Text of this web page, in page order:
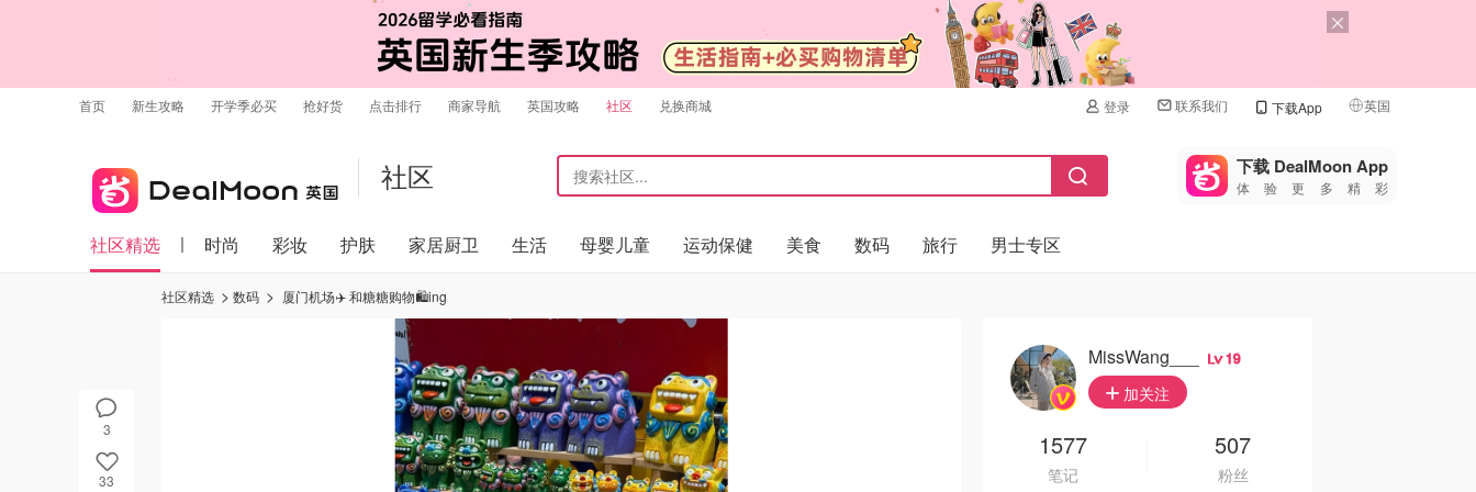
首页 新生攻略 开学季必买 抢好货 点击排行 商家导航 英国攻略 社区 兑换商城 登录 联系我们 下载App 英国
🇺🇸
🇨🇳 中国
🇮🇹
社区 下载 DealMoon App
体验更多精彩
社区精选 时尚 彩妆 护肤 家居厨卫 生活 母婴儿童 运动保健 美食 数码 旅行 男士专区
3
33
社区精选 数码 厦门机场✈️ 和糖糖购物🛍️ing
MissWang___ 19
加关注
1577
笔记
507
粉丝